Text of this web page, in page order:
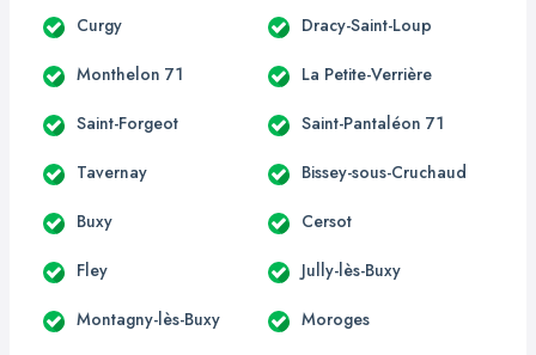
Curgy Dracy-Saint-Loup
Monthelon 71 La Petite-Verrière
Saint-Forgeot Saint-Pantaléon 71
Tavernay Bissey-sous-Cruchaud
Buxy Cersot
Fley Jully-lès-Buxy
Montagny-lès-Buxy Moroges